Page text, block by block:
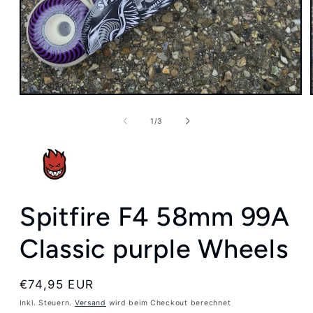
Medien
1/von
3
Spitfire F4 58mm 99A
Classic purple Wheels
Normaler
Preis
€74,95 EUR
Inkl. Steuern. Versand wird beim Checkout berechnet